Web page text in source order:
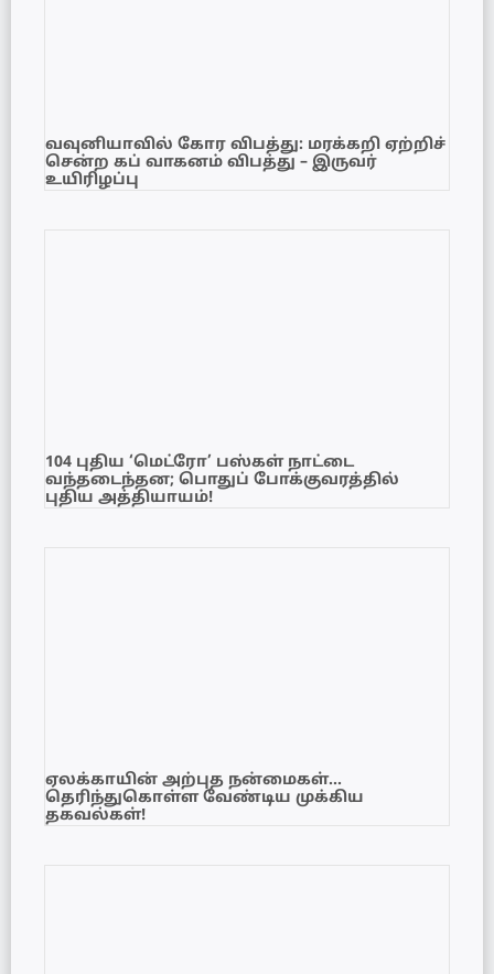
வவுனியாவில் கோர விபத்து: மரக்கறி ஏற்றிச்
சென்ற கப் வாகனம் விபத்து – இருவர்
உயிரிழப்பு
104 புதிய ‘மெட்ரோ’ பஸ்கள் நாட்டை
வந்தடைந்தன; பொதுப் போக்குவரத்தில்
புதிய அத்தியாயம்!
ஏலக்காயின் அற்புத நன்மைகள்…
தெரிந்துகொள்ள வேண்டிய முக்கிய
தகவல்கள்!